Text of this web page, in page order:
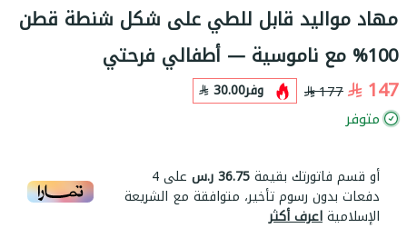
مهاد مواليد قابل للطي على شكل شنطة قطن
100% مع ناموسية — أطفالي فرحتي
147
177 وفر30.00
متوفر
أو قسم فاتورتك بقيمة36.75 ر.س على4
دفعات بدون رسوم تأخير، متوافقة مع الشريعة
الإسلاميةاعرف أكثر